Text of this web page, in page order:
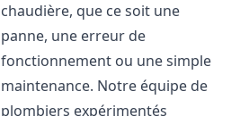
chaudière, que ce soit une
panne, une erreur de
fonctionnement ou une simple
maintenance. Notre équipe de
plombiers expérimentés